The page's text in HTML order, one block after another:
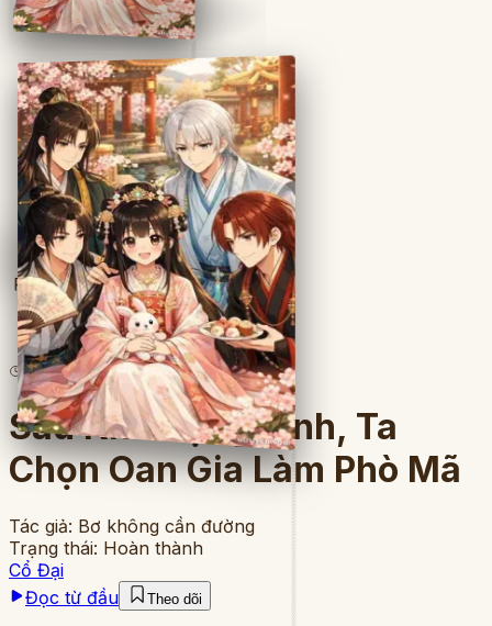
Full
5lượt đọc· 14chương
Sau Khi Trọng Sinh, Ta
Chọn Oan Gia Làm Phò Mã
Tác giả: Bơ không cần đường
Trạng thái: Hoàn thành
Cổ Đại
Đọc từ đầu
Theo dõi